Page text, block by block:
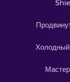
Холодный